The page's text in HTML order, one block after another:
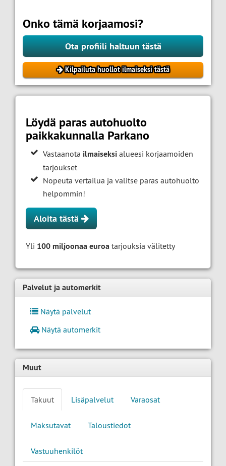
Onko tämä korjaamosi?
Ota profiili haltuun tästä
Kilpailuta huollot ilmaiseksi tästä
Löydä paras autohuolto
paikkakunnalla Parkano
Vastaanota ilmaiseksi alueesi korjaamoiden
tarjoukset
Nopeuta vertailua ja valitse paras autohuolto
helpommin!
Aloita tästä
Yli 100 miljoonaa euroa tarjouksia välitetty
Palvelut ja automerkit
Näytä palvelut
Näytä automerkit
Muut
Takuut Lisäpalvelut Varaosat
Maksutavat Taloustiedot
Vastuuhenkilöt